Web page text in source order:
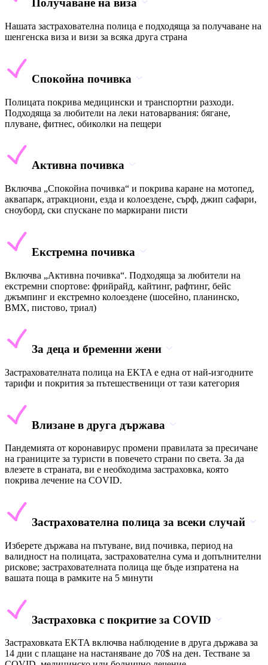
Получаване на виза
Нашата застрахователна полица е подходяща за получаване на
шенгенска виза и визи за всяка друга страна
Спокойна почивка
Полицата покрива медицински и транспортни разходи.
Подходяща за любители на леки натоварвания: бягане,
плуване, фитнес, обиколки на пещери
Активна почивка
Включва „Спокойна почивка“ и покрива каране на мотопед,
аквапарк, атракциони, езда и колоездене, сърф, джип сафари,
сноуборд, ски спускане по маркирани писти
Екстремна почивка
Включва „Активна почивка“. Подходяща за любители на
екстремни спортове: фрийрайд, кайтинг, рафтинг, бейс
джъмпинг и екстремно колоездене (шосейно, планинско,
BMX, пистово, триал)
За деца и бременни жени
Застрахователната полица на EKTA е една от най-изгодните
тарифи и покрития за пътешественици от тази категория
Влизане в друга държава
Пандемията от коронавирус промени правилата за пресичане
на границите за туристи в повечето страни по света. За да
влезете в страната, ви е необходима застраховка, която
покрива лечение на COVID.
Застрахователна полица за всеки случай
Изберете държава на пътуване, вид почивка, период на
валидност на полицата, застрахователна сума и допълнителни
рискове; застрахователната полица ще бъде изпратена на
вашата поща в рамките на 5 минути
Застраховка с покритие за COVID
Застраховката EKTA включва наблюдение в друга държава за
14 дни с плащане на настаняване до 70$ на ден. Тестване за